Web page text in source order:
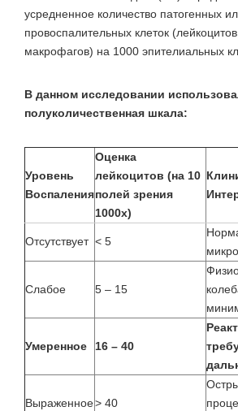
усредненное количество патогенных
провоспалительных клеток
макрофагов) на 1000 эпителиальных
В данном исследовании
полуколичественная шкала:
Уровень
Воспаления
Оценка
лейкоцитов (на 10
полей зрения
1000х)
Отсутствует < 5
Слабое 5 – 15
Умеренное 16 – 40
Выраженное> 40